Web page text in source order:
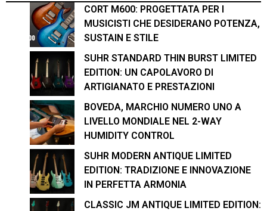
CORT M600: PROGETTATA PER I
MUSICISTI CHE DESIDERANO POTENZA,
SUSTAIN E STILE
SUHR STANDARD THIN BURST LIMITED
EDITION: UN CAPOLAVORO DI
ARTIGIANATO E PRESTAZIONI
BOVEDA, MARCHIO NUMERO UNO A
LIVELLO MONDIALE NEL 2-WAY
HUMIDITY CONTROL
SUHR MODERN ANTIQUE LIMITED
EDITION: TRADIZIONE E INNOVAZIONE
IN PERFETTA ARMONIA
CLASSIC JM ANTIQUE LIMITED EDITION: